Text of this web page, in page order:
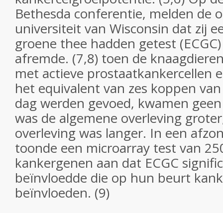
Bethesda conferentie, melden de
universiteit van Wisconsin dat zij
groene thee hadden getest
afremde. (7,8) toen de
met actieve prostaatkankercellen
het equivalent van zes koppen
dag werden gevoed, kwamen
was de algemene overleving
overleving was langer. In een
toonde een microarray test van
kankergenen aan dat ECGC
beïnvloedde die op hun beurt
beïnvloeden. (9)